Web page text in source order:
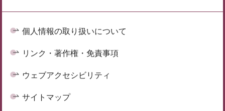
個人情報の取り扱いについて
リンク・著作権・免責事項
ウェブアクセシビリティ
サイトマップ